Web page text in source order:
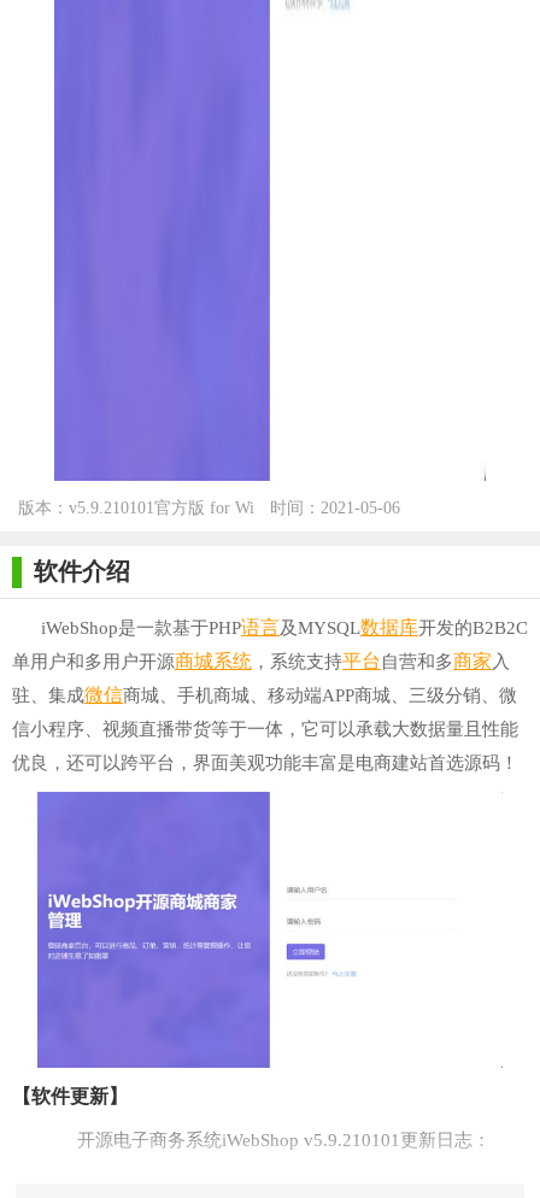
版本：v5.9.210101官方版 for Wi
时间：2021-05-06
软件介绍
iWebShop是一款基于PHP语言及MYSQL数据库开发的B2B2C
单用户和多用户开源商城系统 ，系统支持平台 自营和多商家 入
驻、集成微信商城、手机商城、移动端APP商城、三级分销、微
信小程序、视频直播带货等于一体，它可以承载大数据量且性能
优良，还可以跨平台，界面美观功能丰富是电商建站首选源码！
【软件更新】
开源电子商务系统iWebShop v5.9.210101更新日志：